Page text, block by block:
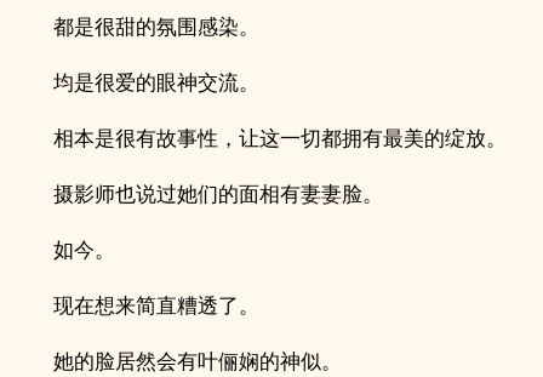
都是很甜的氛围感染。
均是很爱的眼神交流。
相本是很有故事性，让这一切都拥有最美的绽放。
摄影师也说过她们的面相有妻妻脸。
如今。
现在想来简直糟透了。
她的脸居然会有叶俪娴的神似。